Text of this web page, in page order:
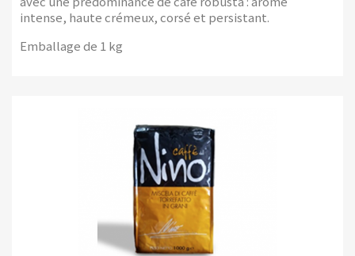
intense, haute crémeux, corsé et persistant.
Emballage de 1 kg